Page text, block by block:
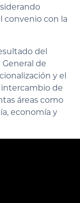
convenio con la
del
de
y el
intercambio de
áreas como
economía y